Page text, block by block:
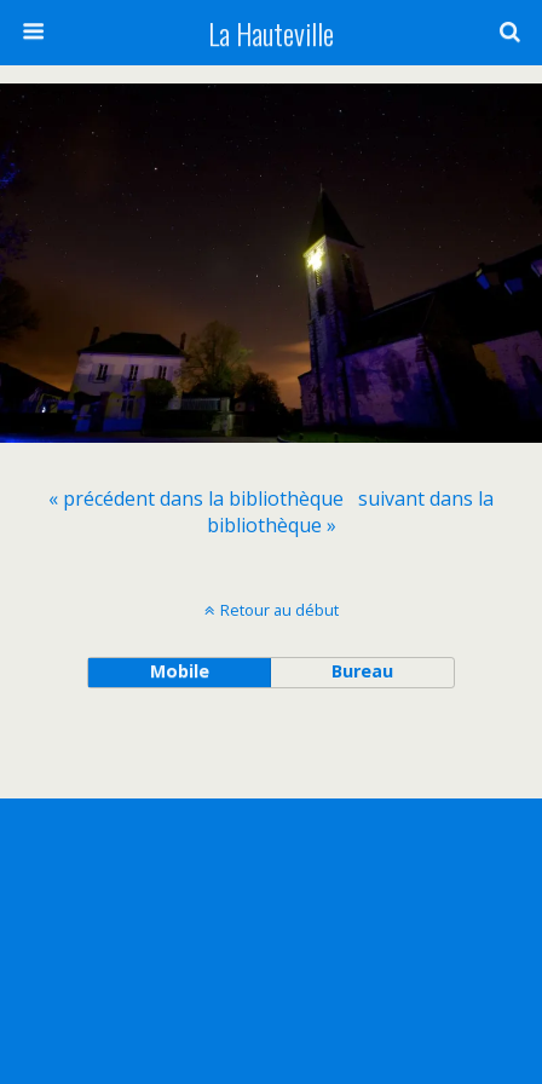
La Hauteville
« précédent dans la bibliothèque suivant dans la
bibliothèque »
Retour au début
Mobile Bureau